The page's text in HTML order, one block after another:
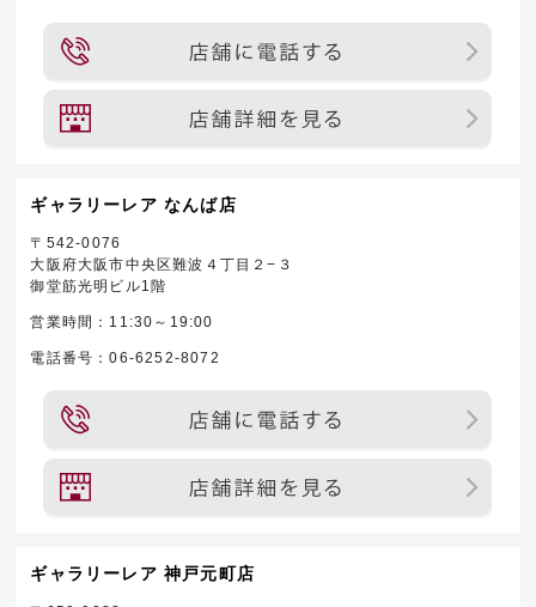
ギャラリーレア なんば店
〒542-0076
大阪府大阪市中央区難波４丁目２−３
御堂筋光明ビル1階
営業時間：11:30～19:00
電話番号：06-6252-8072
ギャラリーレア 神戸元町店